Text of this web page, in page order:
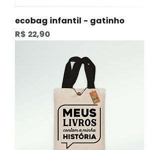
ecobag infantil - gatinho
Preço
R$ 22,90